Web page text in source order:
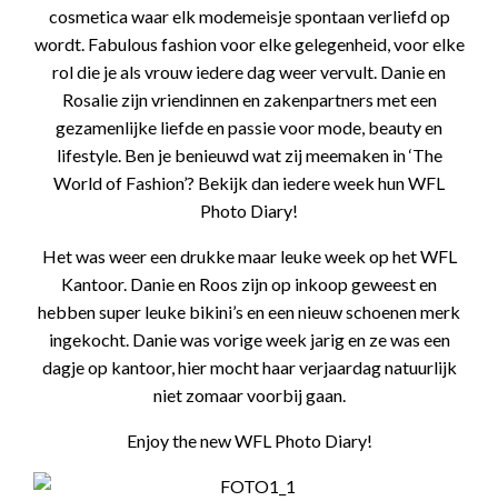
cosmetica waar elk modemeisje spontaan verliefd op
wordt. Fabulous fashion voor elke gelegenheid, voor elke
rol die je als vrouw iedere dag weer vervult. Danie en
Rosalie zijn vriendinnen en zakenpartners met een
gezamenlijke liefde en passie voor mode, beauty en
lifestyle. Ben je benieuwd wat zij meemaken in ‘The
World of Fashion’? Bekijk dan iedere week hun WFL
Photo Diary!
Het was weer een drukke maar leuke week op het WFL
Kantoor. Danie en Roos zijn op inkoop geweest en
hebben super leuke bikini’s en een nieuw schoenen merk
ingekocht. Danie was vorige week jarig en ze was een
dagje op kantoor, hier mocht haar verjaardag natuurlijk
niet zomaar voorbij gaan.
Enjoy the new WFL Photo Diary!